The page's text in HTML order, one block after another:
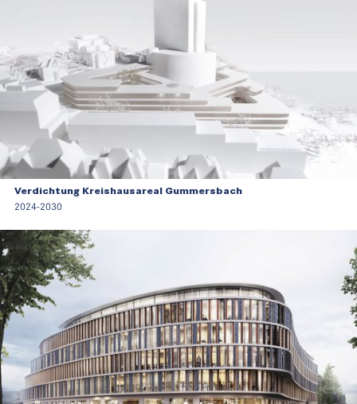
Verdichtung Kreishausareal Gummersbach
2024-2030